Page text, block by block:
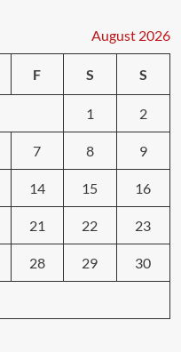
August 2026
F S S
1 2
7 8 9
14 15 16
21 22 23
28 29 30